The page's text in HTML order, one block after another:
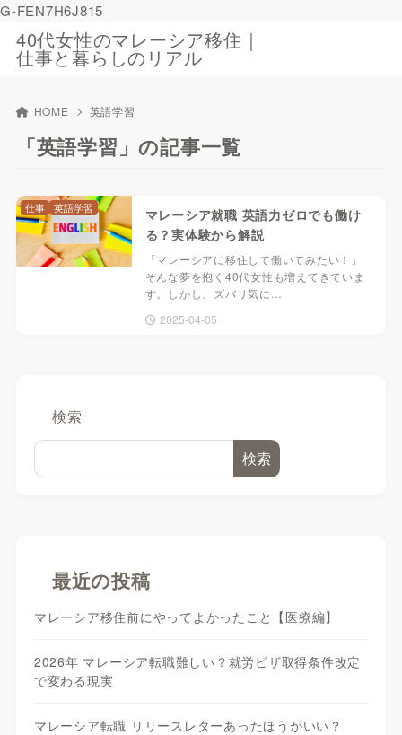
G-FEN7H6J815
40代女性のマレーシア移住｜
仕事と暮らしのリアル
HOME 英語学習
「英語学習」の記事一覧
マレーシア就職 英語力ゼロでも働け
る？実体験から解説
「マレーシアに移住して働いてみたい！」
そんな夢を抱く40代女性も増えてきていま
す。しかし、ズバリ気に…
2025-04-05
仕事 英語学習
検索
検索
最近の投稿
マレーシア移住前にやってよかったこと【医療編】
2026年 マレーシア転職難しい？就労ビザ取得条件改定
で変わる現実
マレーシア転職 リリースレターあったほうがいい？